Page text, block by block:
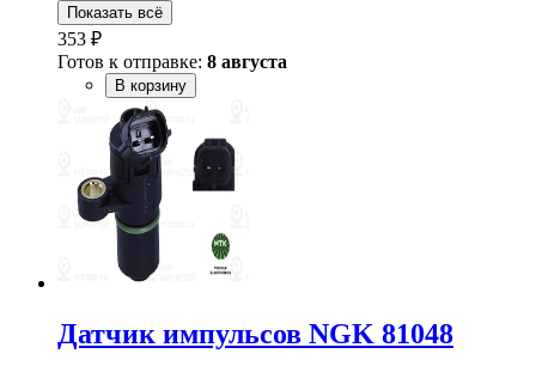
Показать всё
353 ₽
Готов к отправке: 8 августа
В корзину
Датчик импульсов NGK 81048